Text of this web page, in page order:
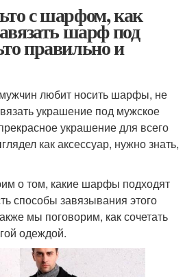
с шарфом, как
шарф под
правильно и
мужчин любит носить шарфы, не
украшение под мужское
украшение для всего
как аксессуар, нужно знать,
о том, какие шарфы подходят
способы завязывания этого
мы поговорим, как сочетать
одеждой.